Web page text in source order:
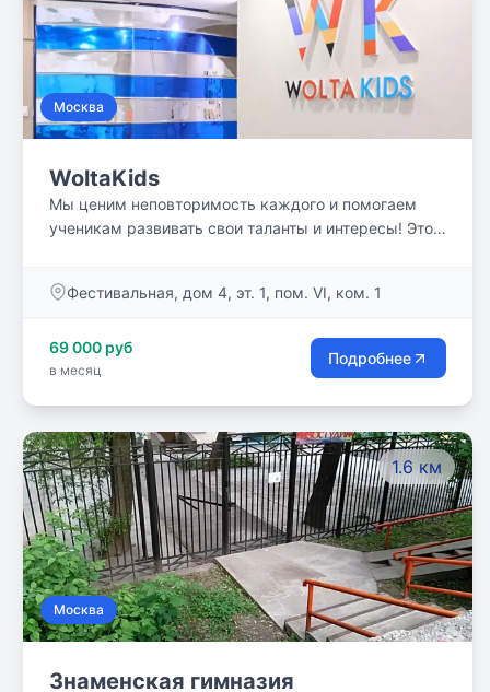
Москва
WoltaKids
Мы ценим неповторимость каждого и помогаем
ученикам развивать свои таланты и интересы! Это
Индивидуальность каждого ученика — это наше
Фестивальная, дом 4, эт. 1, пом. VI, ком. 1
69 000 руб
в месяц
Подробнее
1.6 км
Москва
Знаменская гимназия